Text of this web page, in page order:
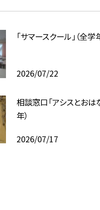
「サマースクール」（全学
2026/07/22
相談窓口「アシスとおは
年）
2026/07/17